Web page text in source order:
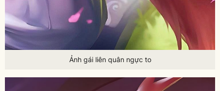
Ảnh gái liên quân ngực to